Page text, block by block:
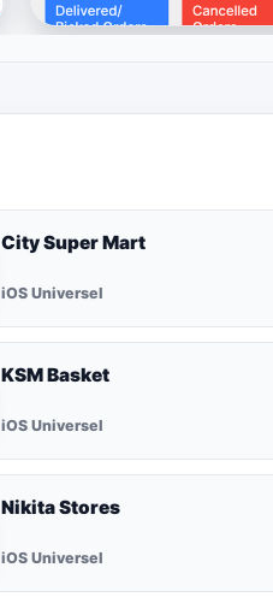
City Super Mart
iOS Universel
KSM Basket
iOS Universel
Nikita Stores
iOS Universel